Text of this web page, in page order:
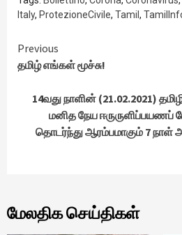
Italy, ProtezioneCivile, Tamil ,
Continue
Reading
Previous
தமிழ் எங்கள் மூச்சு!
14வது நாளின் (21.02.2021)
மனித நேய
தொடர்ந்து ஆரம்பமாகும் 7 நாள்
மேலதிக செய்திகள்